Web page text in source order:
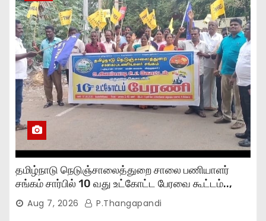
தமிழ்நாடு நெடுஞ்சாலைத்துறை சாலை பணியாளர்
சங்கம் சார்பில் 10 வது உட்கோட்ட பேரவை கூட்டம்..,
Aug 7, 2026 P.Thangapandi